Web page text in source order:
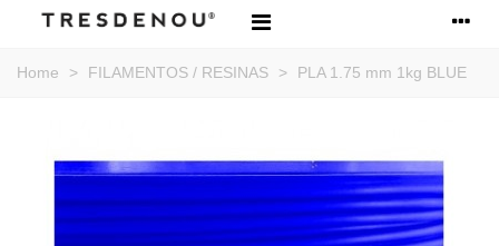
Home > FILAMENTOS / RESINAS > PLA 1.75 mm 1kg BLUE